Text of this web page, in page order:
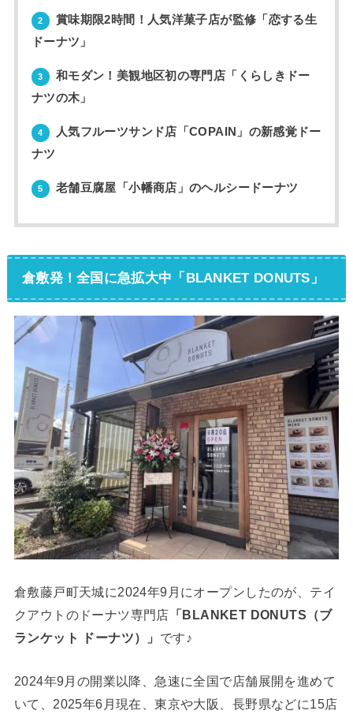
2
賞味期限2時間！人気洋菓子店が監修「恋する生
ドーナツ」
3
和モダン！美観地区初の専門店「くらしきドー
ナツの木」
4
人気フルーツサンド店「COPAIN」の新感覚ドー
ナツ
5 老舗豆腐屋「小幡商店」のヘルシードーナツ
倉敷発！全国に急拡大中「 BLANKET DONUTS」
倉敷藤戸町天城に2024年9月にオープンしたのが、テイ
クアウトのドーナツ専門店 「BLANKET DONUTS（ブ
ランケット ドーナツ）」 です♪
2024年9月の開業以降、急速に全国で店舗展開を進めて
いて、2025年6月現在、東京や大阪、長野県などに15店